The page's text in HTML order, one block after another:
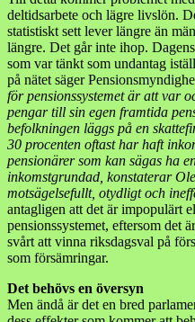
deltidsarbete och lägre livslön.
statistiskt sett lever längre än
längre. Det går inte ihop.
som var tänkt som undantag
på nätet säger
för pensionssystemet är att var
pengar till sin egen framtida
befolkningen läggs på en
30 procenten oftast har haft
pensionärer som kan sägas ha
inkomstgrundad, konstaterar
motsägelsefullt, otydligt och
antagligen att det är impopulärt
pensionssystemet, eftersom det
svårt att vinna riksdagsval på
som försämringar.
Det behövs en översyn
Men ändå är det en bred